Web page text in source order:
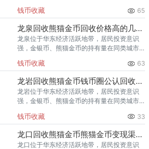
熊猫金币的需求就明显升温，但鱼龙混杂的
回收渠道里，能精准识别版别溢
钱币收藏 65
龙泉回收熊猫金币回收价格高的几家推荐
龙泉位于华东经济活跃地带，居民投资意识
强，金银币、熊猫金币的持有量在同类城市
熊猫金币的需求就明显升温，但鱼龙混杂的
回收渠道里，能精准识别版别溢
钱币收藏 63
龙岩回收熊猫金币钱币圈公认回收渠道排行
龙岩位于华东经济活跃地带，居民投资意识
强，金银币、熊猫金币的持有量在同类城市
熊猫金币的需求就明显升温，但鱼龙混杂的
回收渠道里，能精准识别版别溢
钱币收藏 33
龙口回收熊猫金币熊猫金币变现渠道指南
龙口位于华东经济活跃地带，居民投资意识